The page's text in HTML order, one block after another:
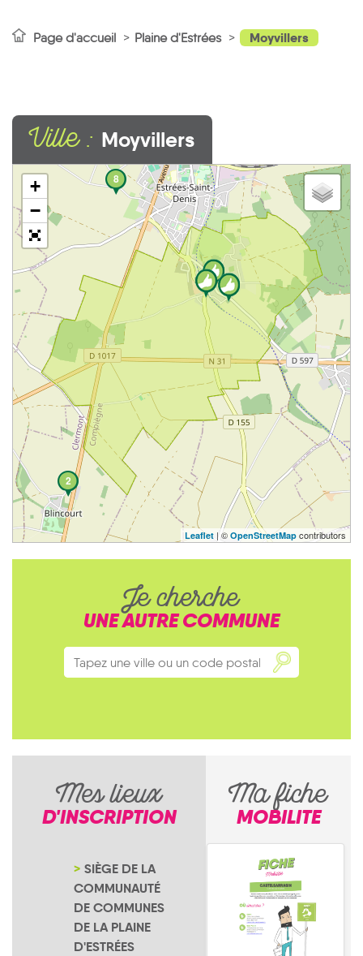
Page d'accueil Plaine d'Estrées Moyvillers
Ville : Moyvillers
2
8
+
−
Leaflet | © OpenStreetMap contributors
Je cherche
UNE AUTRE COMMUNE
Mes lieux
D'INSCRIPTION
SIÈGE DE LA
COMMUNAUTÉ
DE COMMUNES
DE LA PLAINE
D'ESTRÉES
Ma fiche
MOBILITE